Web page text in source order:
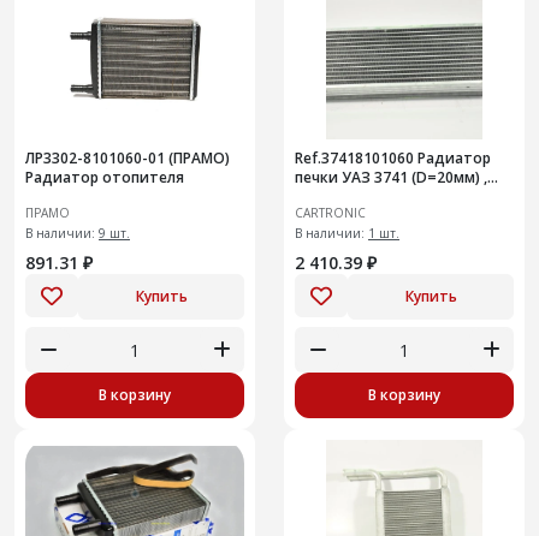
ЛР3302-8101060-01 (ПРАМО)
Радиатор отопителя
ПРАМО
В наличии: 9 шт.
891.31 ₽
Купить
В корзину
Ref.37418101060 Радиатор
печки УАЗ 3741 (D=20мм) ,
CARTRONIC
В наличии: 1 шт.
2 410.39 ₽
Купить
В корзину